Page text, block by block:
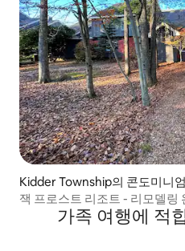
Kidder Township의 콘도미니엄
잭 프로스트 리조트 - 리모델링
가족 여행에 적